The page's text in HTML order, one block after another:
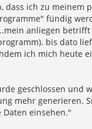
dass ich zu meinem
fündig
anliegen betrifft
bis dato
ich mich heute
geschlossen und
mehr generieren.
einsehen."